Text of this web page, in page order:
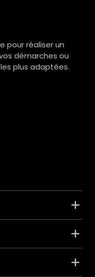
pour réaliser un
démarches ou
plus adaptées.